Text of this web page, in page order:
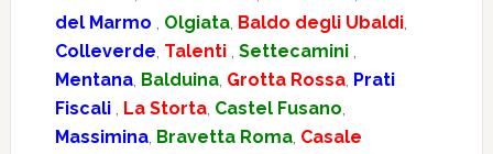
del Marmo , Olgiata, Baldo degli Ubaldi,
Colleverde, Talenti , Settecamini ,
Mentana, Balduina, Grotta Rossa, Prati
Fiscali , La Storta, Castel Fusano,
Massimina, Bravetta Roma, Casale